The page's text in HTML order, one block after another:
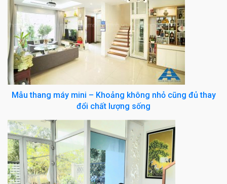
Mẫu thang máy mini – Khoảng không nhỏ cũng đủ thay
đổi chất lượng sống